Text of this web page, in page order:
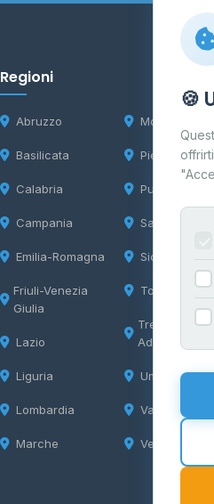
Regioni
Abruzzo
Basilicata
Calabria
Campania
Emilia-Romagna
Friuli-Venezia
Giulia
Lazio
Liguria
Lombardia
Marche
Molise
Piemonte
Puglia
Sardegna
Sicilia
Toscana
Trentino-Alto
Adige
Umbria
Valle d'Aosta
Veneto
🍪